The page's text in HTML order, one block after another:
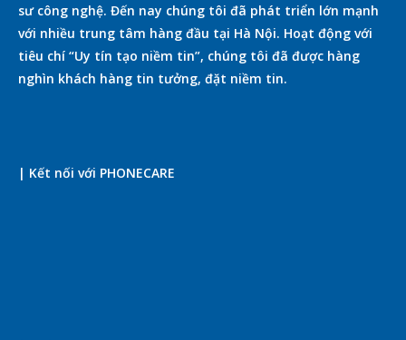
sư công nghệ. Đến nay chúng tôi đã phát triển lớn mạnh
với nhiều trung tâm hàng đầu tại Hà Nội. Hoạt động với
tiêu chí “Uy tín tạo niềm tin”, chúng tôi đã được hàng
nghìn khách hàng tin tưởng, đặt niềm tin.
| Kết nối với PHONECARE